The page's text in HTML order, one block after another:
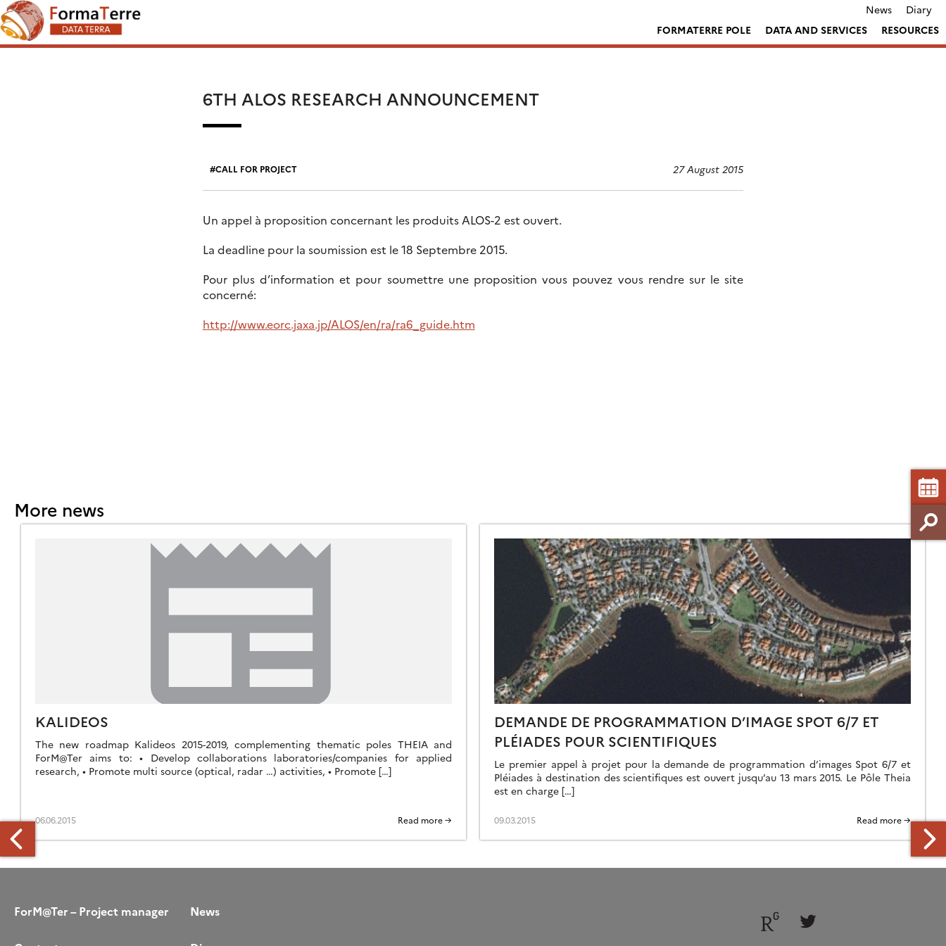
Skip
to
content
News
Diary
FORMATERRE POLE
DATA AND SERVICES RESOURCES
6TH ALOS RESEARCH ANNOUNCEMENT
CALL FOR PROJECT 27 August 2015
Un appel à proposition concernant les produits ALOS-2 est ouvert.
La deadline pour la soumission est le 18 Septembre 2015.
Pour plus d’information et pour soumettre une proposition vous pouvez vous rendre sur le site
concerné:
http://www.eorc.jaxa.jp/ALOS/en/ra/ra6_guide.htm
More news
KALIDEOS
The new roadmap Kalideos 2015-2019, complementing thematic poles THEIA and
ForM@Ter aims to: • Develop collaborations laboratories/companies for applied
research, • Promote multi source (optical, radar …) activities, • Promote […]
06.06.2015 Read more →
DEMANDE DE PROGRAMMATION D’IMAGE SPOT 6/7 ET
PLÉIADES POUR SCIENTIFIQUES
Le premier appel à projet pour la demande de programmation d’images Spot 6/7 et
Pléiades à destination des scientifiques est ouvert jusqu’au 13 mars 2015. Le Pôle Theia
est en charge […]
09.03.2015 Read more →
ForM@Ter – Project manager News Follow
Search